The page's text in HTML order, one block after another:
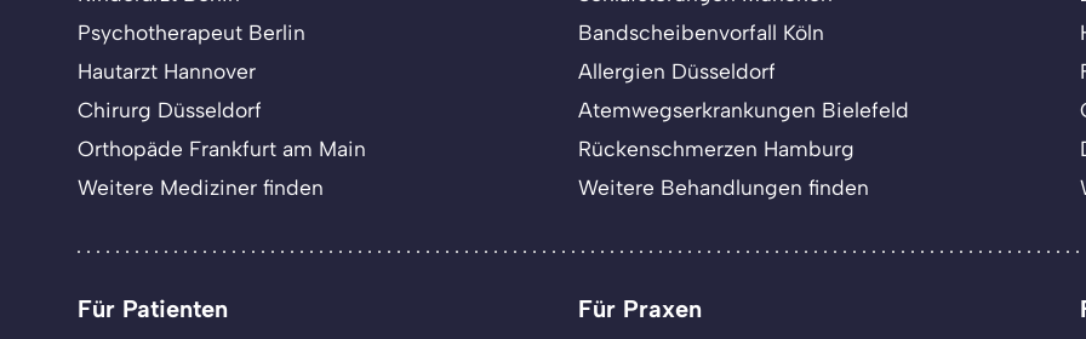
Psychotherapeut Berlin
Hautarzt Hannover
Chirurg Düsseldorf
Orthopäde Frankfurt am Main
Weitere Mediziner finden
Bandscheibenvorfall Köln
Allergien Düsseldorf
Atemwegserkrankungen Bielefeld
Rückenschmerzen Hamburg
Weitere Behandlungen finden
Für Patienten Für Praxen